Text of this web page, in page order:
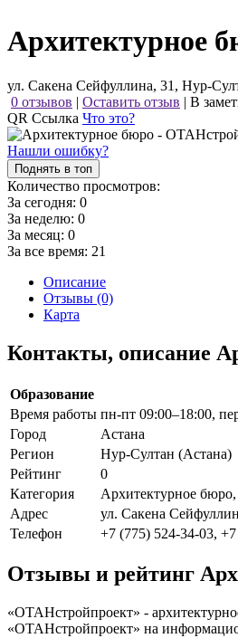
Архитектурное
ул. Сакена Сейфуллина, 31, Нур-
0 отзывов | Оставить отзыв | В
QR Ссылка Что это?
Нашли ошибку?
Поднять в топ
Количество просмотров:
За сегодня: 0
За неделю: 0
За месяц: 0
За все время: 21
Описание
Отзывы (0)
Карта
Контакты, описание
Образование
Время работы пн-пт 09:00–18:00,
Город
Астана
Регион
Нур-Султан (Астана)
Рейтинг
0
Категория
Архитектурное
Адрес
ул. Сакена
Телефон
+7 (775) 524-34-03,
Отзывы и рейтинг
«ОТАНстройпроект» -
«ОТАНстройпроект» на